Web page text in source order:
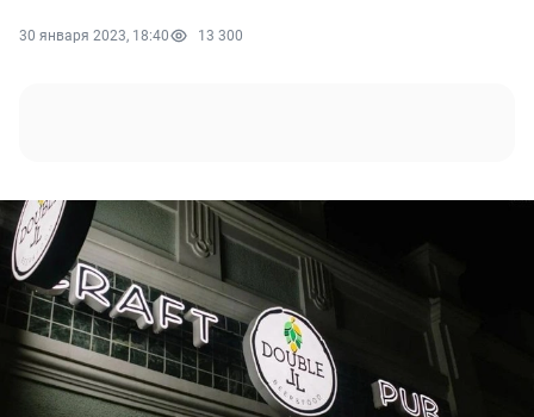
30 января 2023, 18:40 13 300